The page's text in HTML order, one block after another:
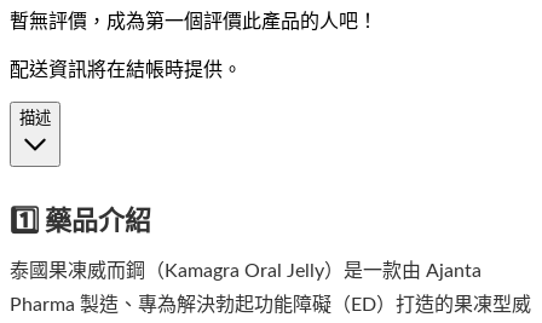
暫無評價，成為第一個評價此產品的人吧！
配送資訊將在結帳時提供。
描述
1️⃣ 藥品介紹
泰國果凍威而鋼（Kamagra Oral Jelly）是一款由 Ajanta
Pharma 製造、專為解決勃起功能障礙（ED）打造的果凍型威